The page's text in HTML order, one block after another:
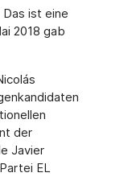
ist eine
2018 gab
der
Javier
EL